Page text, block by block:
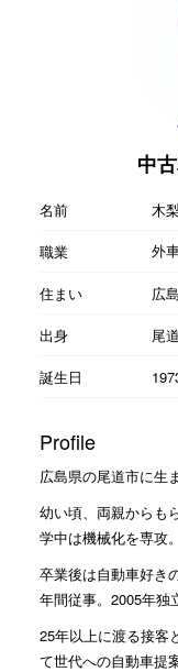
中
名前
木
職業
外
住まい
広
出身
尾
誕生日
Profile
広島県の尾道市に生
幼い頃、両親からも
学中は機械化を専攻。
卒業後は自動車好き
年間従事。2005年独
25年以上に渡る接客
て世代への自動車提